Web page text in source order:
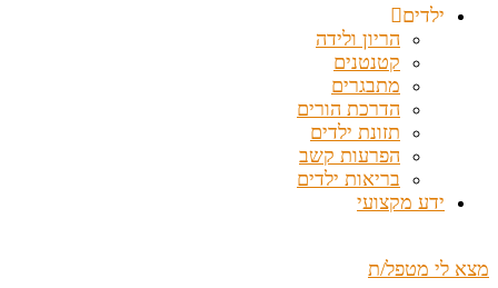
ילדים
הריון ולידה
קטנטנים
מתבגרים
הדרכת הורים
תזונת ילדים
הפרעות קשב
בריאות ילדים
ידע מקצועי
מצא לי מטפל/ת